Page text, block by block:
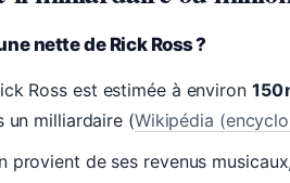
nette de Rick Ross ?
Ross est estimée à environ 150
un milliardaire (Wikipédia
provient de ses revenus